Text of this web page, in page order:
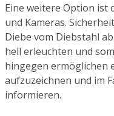
Eine weitere Option ist
und Kameras.
Diebe vom Diebstahl
hell erleuchten und
hingegen ermöglichen
aufzuzeichnen und im
informieren.